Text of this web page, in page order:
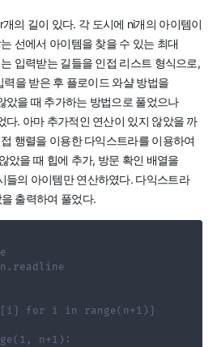
의 길이 있다. 각 도시에 ni개의 아이템이
선에서 아이템을 찾을 수 있는 최대
입력받는 길들을 인접 리스트 형식으로,
을 받은 후 플로이드 와샬 방법을
았을 때 추가하는 방법으로 풀었으나
다. 아마 추가적인 연산이 있지 않았을 까
행렬을 이용한 다익스트라를 이용하여
았을 때 힙에 추가, 방문 확인 배열을
들의 아이템만 연산하였다. 다익스트라
출력하여 풀었다.
for i in range(n+1)]
n+1):